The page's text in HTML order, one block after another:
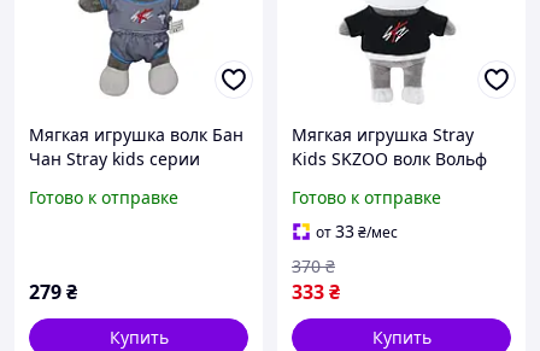
Мягкая игрушка волк Бан
Чан Stray kids серии
Готово к отправке
279₴
Купить
Мягкая игрушка Stray
Kids SKZOO волк Вольф
Готово к отправке
от33₴/мес
333₴
370 ₴
Купить